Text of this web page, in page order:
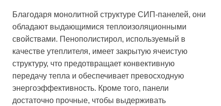
Благодаря монолитной структуре СИП-панелей, они
обладают выдающимися теплоизоляционными
свойствами. Пенополистирол, используемый в
качестве утеплителя, имеет закрытую ячеистую
структуру, что предотвращает конвективную
передачу тепла и обеспечивает превосходную
энергоэффективность. Кроме того, панели
достаточно прочные, чтобы выдерживать